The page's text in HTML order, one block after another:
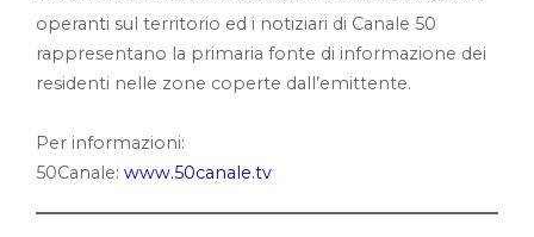
operanti sul territorio ed i notiziari di Canale 50
rappresentano la primaria fonte di informazione dei
residenti nelle zone coperte dall’emittente.
Per informazioni:
50Canale: www.50canale.tv